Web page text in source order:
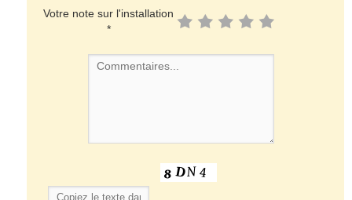
Votre note sur l'installation
*